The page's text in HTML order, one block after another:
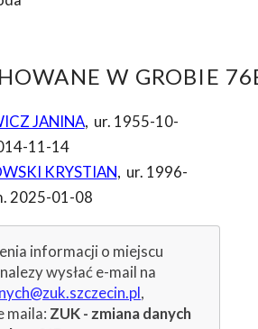
W GROBIE
JANINA, ur. 1955-10-
11-14
KRYSTIAN, ur. 1996-
2025-01-08
informacji o miejscu
wysłać e-mail na
,
maila: ZUK - zmiana danych